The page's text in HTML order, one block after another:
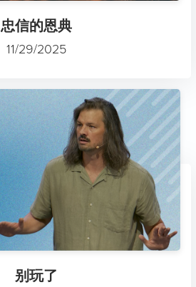
忠信的恩典
11/29/2025
别玩了